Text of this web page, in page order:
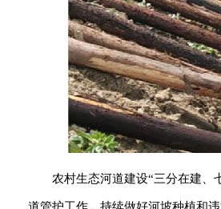
农村生态河道建设“三分在建、